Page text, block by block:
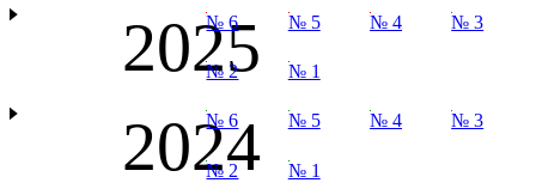
2025
№ 6 № 5 № 4 № 3
№ 2 № 1
2024
№ 6 № 5 № 4 № 3
№ 2 № 1